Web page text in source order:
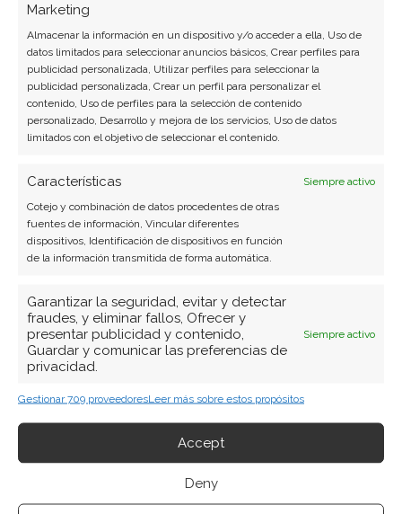
Marketing
Almacenar la información en un dispositivo y/o acceder a ella, Uso de
datos limitados para seleccionar anuncios básicos, Crear perfiles para
publicidad personalizada, Utilizar perfiles para seleccionar la
publicidad personalizada, Crear un perfil para personalizar el
contenido, Uso de perfiles para la selección de contenido
personalizado, Desarrollo y mejora de los servicios, Uso de datos
limitados con el objetivo de seleccionar el contenido.
Características
Siempre activo
Cotejo y combinación de datos procedentes de otras
fuentes de información, Vincular diferentes
dispositivos, Identificación de dispositivos en función
de la información transmitida de forma automática.
Garantizar la seguridad, evitar y detectar
fraudes, y eliminar fallos, Ofrecer y
presentar publicidad y contenido,
Guardar y comunicar las preferencias de
privacidad.
Siempre activo
Gestionar 709 proveedoresLeer más sobre estos propósitos
Accept
Deny
Periodista de tecnología especializado en
videojuegos, realidad virtual y tendencias de
consumo digital. Más de 10 años cubriendo la
industria tecnológica española.
Ver todos los artículos →